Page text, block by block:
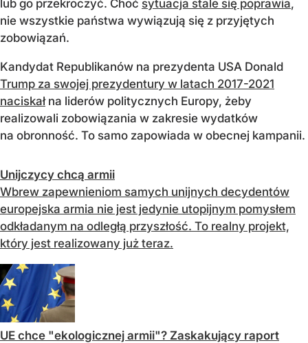
lub go przekroczyć. Choć sytuacja stale się poprawia,
nie wszystkie państwa wywiązują się z przyjętych
zobowiązań.
Kandydat Republikanów na prezydenta USA Donald
Trump za swojej prezydentury w latach 2017-2021
naciskałna liderów politycznych Europy, żeby
realizowali zobowiązania w zakresie wydatków
na obronność. To samo zapowiada w obecnej kampanii.
Unijczycy chcą armii
Wbrew zapewnieniom samych unijnych decydentów
europejska armia nie jest jedynie utopijnym pomysłem
odkładanym na odległą przyszłość. To realny projekt,
który jest realizowany już teraz.
UE chce "ekologicznej armii"? Zaskakujący raport